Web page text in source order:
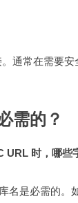
通常在需要安
需的？
URL 时，哪些
名是必需的。